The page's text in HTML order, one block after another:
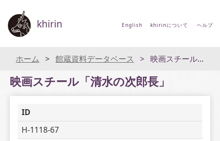
khirin English khirinについて ヘルプ
ホーム 館蔵資料データベース 映画スチール「清水の次郎長」
映画スチール「清水の次郎長」
ID
H-1118-67